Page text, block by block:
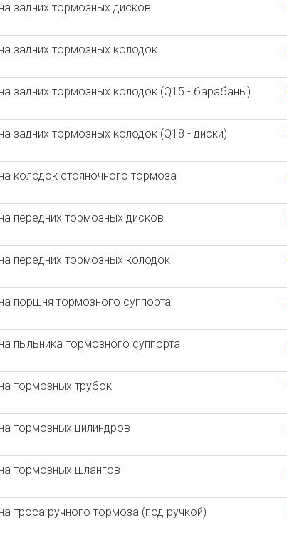
задних тормозных дисков
задних тормозных колодок
задних тормозных колодок (Q15 - барабаны)
задних тормозных колодок (Q18 - диски)
колодок стояночного тормоза
передних тормозных дисков
передних тормозных колодок
поршня тормозного суппорта
пыльника тормозного суппорта
тормозных трубок
тормозных цилиндров
тормозных шлангов
троса ручного тормоза (под ручкой)